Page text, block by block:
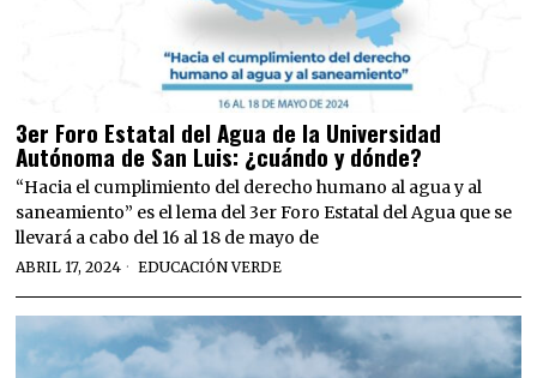
3er Foro Estatal del Agua de la Universidad
Autónoma de San Luis: ¿cuándo y dónde?
“Hacia el cumplimiento del derecho humano al agua y al
saneamiento” es el lema del 3er Foro Estatal del Agua que se
llevará a cabo del 16 al 18 de mayo de
ABRIL 17, 2024 EDUCACIÓN VERDE